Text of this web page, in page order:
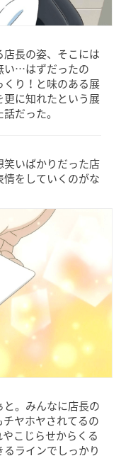
長の姿、そこには
い…はずだったの
り！と味のある展
に知れたという展
だった。
いばかりだった店
をしていくのがな
。みんなに店長の
ヤホヤされてるの
こじらせからくる
ラインでしっかり